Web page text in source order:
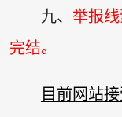
九、举报
完结。
目前网站